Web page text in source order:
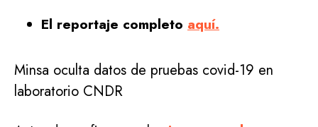
El reportaje completo aquí.
Minsa oculta datos de pruebas covid-19 en
laboratorio CNDR